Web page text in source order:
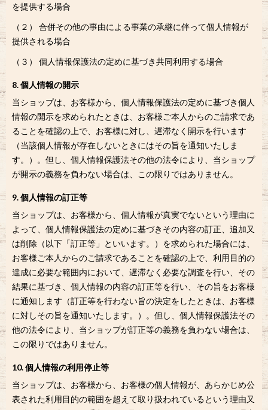
を提供する場合
（２） 合併その他の事由による事業の承継に伴って個人情報が
提供される場合
（３） 個人情報保護法の定めに基づき共同利用する場合
8. 個人情報の開示
当ショップは、お客様から、個人情報保護法の定めに基づき個人
情報の開示を求められたときは、お客様ご本人からのご請求であ
ることを確認の上で、お客様に対し、遅滞なく開示を行います
（当該個人情報が存在しないときにはその旨を通知いたしま
す。）。但し、個人情報保護法その他の法令により、当ショップ
が開示の義務を負わない場合は、この限りではありません。
9. 個人情報の訂正等
当ショップは、お客様から、個人情報が真実でないという理由に
よって、個人情報保護法の定めに基づきその内容の訂正、追加又
は削除（以下「訂正等」といいます。）を求められた場合には、
お客様ご本人からのご請求であることを確認の上で、利用目的の
達成に必要な範囲内において、遅滞なく必要な調査を行い、その
結果に基づき、個人情報の内容の訂正等を行い、その旨をお客様
に通知します（訂正等を行わない旨の決定をしたときは、お客様
に対しその旨を通知いたします。）。但し、個人情報保護法その
他の法令により、当ショップが訂正等の義務を負わない場合は、
この限りではありません。
10. 個人情報の利用停止等
当ショップは、お客様から、お客様の個人情報が、あらかじめ公
表された利用目的の範囲を超えて取り扱われているという理由又